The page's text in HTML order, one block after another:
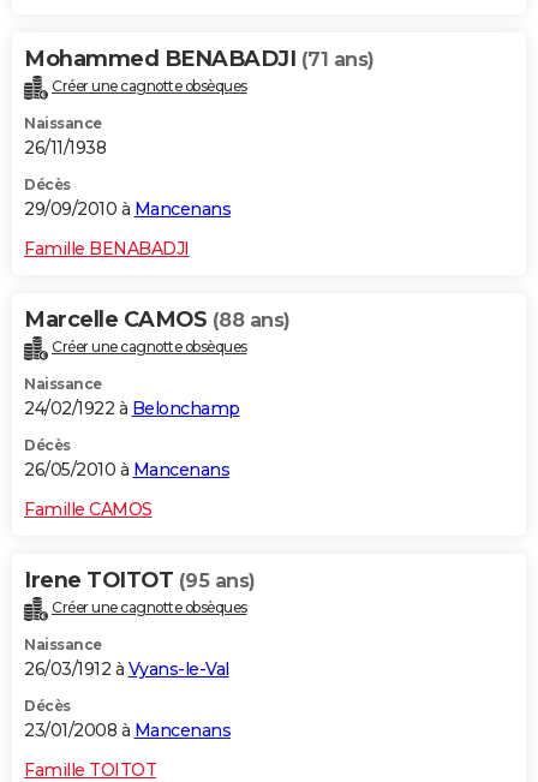
Mohammed BENABADJI (71 ans)
Créer une cagnotte obsèques
Naissance
26/11/1938
Décès
29/09/2010 à Mancenans
Famille BENABADJI
Marcelle CAMOS (88 ans)
Créer une cagnotte obsèques
Naissance
24/02/1922 à Belonchamp
Décès
26/05/2010 à Mancenans
Famille CAMOS
Irene TOITOT (95 ans)
Créer une cagnotte obsèques
Naissance
26/03/1912 à Vyans-le-Val
Décès
23/01/2008 à Mancenans
Famille TOITOT